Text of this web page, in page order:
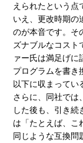
えられたという点
いえ、更改時期の
のが本音です。そ
ズナブルなコスト
ァー氏は満足げに
プログラムを書き
以下に収まってい
さらに、同社では
した後も、引き
は「たとえば、こ
同じような互換問